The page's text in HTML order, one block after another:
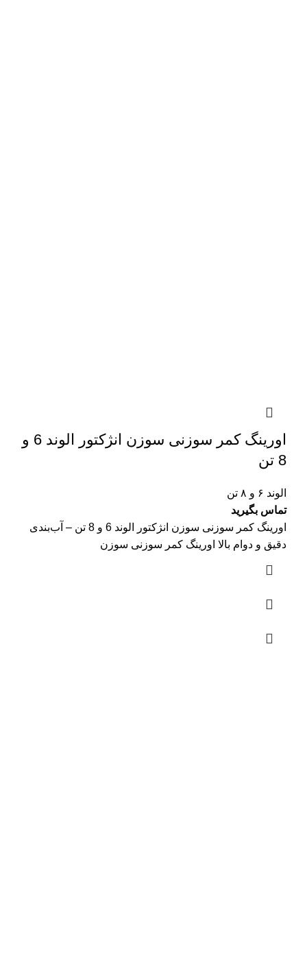
اورینگ کمر سوزنی سوزن انژکتور الوند 6 و
8 تن
الوند ۶ و ۸ تن
تماس بگیرید
اورینگ کمر سوزنی سوزن انژکتور الوند 6 و 8 تن – آب‌بندی
دقیق و دوام بالا اورینگ کمر سوزنی سوزن